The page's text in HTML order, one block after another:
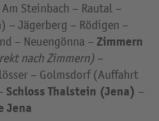
Steinbach – Rautal –
– Jägerberg – Rödigen –
– Neuengönna – Zimmern
nach Zimmern) –
– Golmsdorf (Auffahrt
Schloss Thalstein (Jena) –
Jena